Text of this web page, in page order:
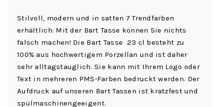
Stilvoll, modern und in satten 7 Trendfarben
erhältlich: Mit der Bart Tasse können Sie nichts
falsch machen! Die Bart Tasse 23 cl besteht zu
100% aus hochwertigem Porzellan und ist daher
sehr alltagstauglich. Sie kann mit Ihrem Logo oder
Text in mehreren PMS-Farben bedruckt werden. Der
Aufdruck auf unseren Bart Tassen ist kratzfest und
spülmaschinengeeigent.